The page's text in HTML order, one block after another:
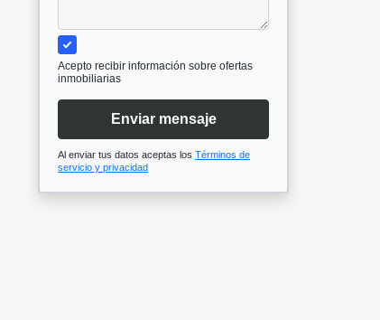
Acepto recibir información sobre ofertas
inmobiliarias
Enviar mensaje
Al enviar tus datos aceptas los Términos de
servicio y privacidad